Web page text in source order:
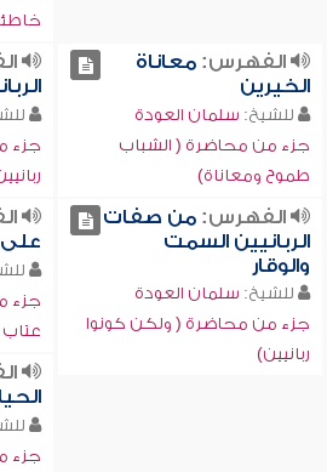
الفهرس:معاناة
الخيرين
للشيخ: سلمان العودة
جزء من محاضرة ( الشباب
طموح ومعاناة)
جزء
الفهرس:من صفات
الربانيين السمت
والوقار
للشيخ: سلمان العودة
جزء من محاضرة ( ولكن كونوا
ربانيين)
على
جزء
عتاب
جزء